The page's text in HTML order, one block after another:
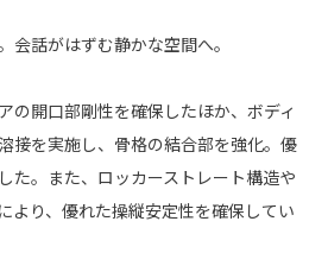
会話がはずむ静かな空間へ。
の開口部剛性を確保したほか、ボディ
接を実施し、骨格の結合部を強化。優
た。また、ロッカーストレート構造や
より、優れた操縦安定性を確保してい